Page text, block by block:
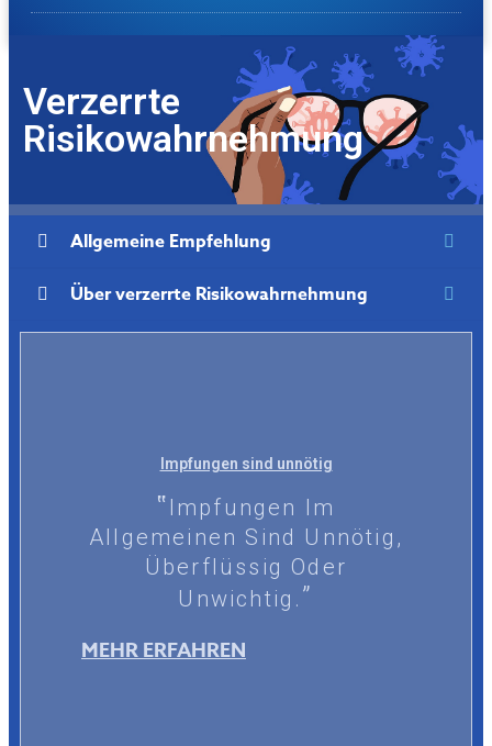
Verzerrte
Risikowahrnehmung
Allgemeine Empfehlung
Über verzerrte Risikowahrnehmung
Impfungen sind unnötig
Impfungen Im
Allgemeinen Sind Unnötig,
Überflüssig Oder
Unwichtig.
MEHR ERFAHREN